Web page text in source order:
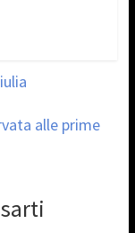
alle prime